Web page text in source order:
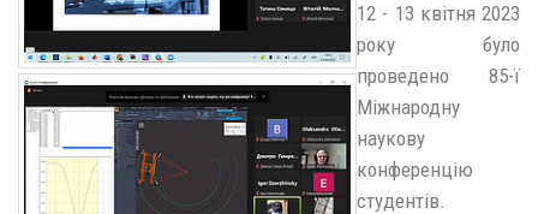
12 - 13 квітня 2023
року було
проведено 85-ї
Міжнародну
наукову
конференцію
студентів.